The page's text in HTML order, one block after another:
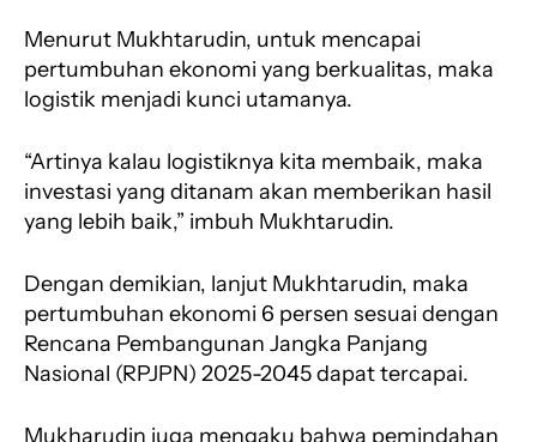
Menurut Mukhtarudin, untuk mencapai
pertumbuhan ekonomi yang berkualitas, maka
logistik menjadi kunci utamanya.
“Artinya kalau logistiknya kita membaik, maka
investasi yang ditanam akan memberikan hasil
yang lebih baik,” imbuh Mukhtarudin.
Dengan demikian, lanjut Mukhtarudin, maka
pertumbuhan ekonomi 6 persen sesuai dengan
Rencana Pembangunan Jangka Panjang
Nasional (RPJPN) 2025-2045 dapat tercapai.
Mukharudin juga mengaku bahwa pemindahan